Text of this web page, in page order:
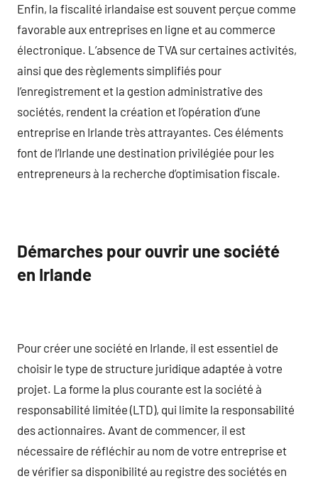
Enfin, la fiscalité irlandaise est souvent perçue comme
favorable aux entreprises en ligne et au commerce
électronique. L’absence de TVA sur certaines activités,
ainsi que des règlements simplifiés pour
l’enregistrement et la gestion administrative des
sociétés, rendent la création et l’opération d’une
entreprise en Irlande très attrayantes. Ces éléments
font de l’Irlande une destination privilégiée pour les
entrepreneurs à la recherche d’optimisation fiscale.
Démarches pour ouvrir une société
en Irlande
Pour créer une société en Irlande, il est essentiel de
choisir le type de structure juridique adaptée à votre
projet. La forme la plus courante est la société à
responsabilité limitée (LTD), qui limite la responsabilité
des actionnaires. Avant de commencer, il est
nécessaire de réfléchir au nom de votre entreprise et
de vérifier sa disponibilité au registre des sociétés en